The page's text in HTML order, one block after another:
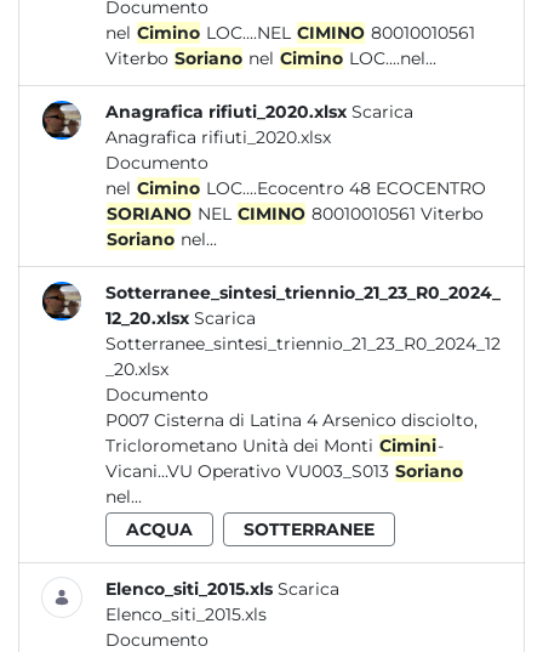
Documento
nel Cimino LOC....NEL CIMINO 80010010561
Viterbo Soriano nel Cimino LOC....nel...
Anagrafica rifiuti_2020.xlsx Scarica
Anagrafica rifiuti_2020.xlsx
Documento
nel Cimino
LOC....Ecocentro 48 ECOCENTRO
SORIANO NEL CIMINO 80010010561 Viterbo
Soriano nel...
Sotterranee_sintesi_triennio_21_23_R0_2024_
12_20.xlsx Scarica
Sotterranee_sintesi_triennio_21_23_R0_2024_12
_20.xlsx
Documento
P007 Cisterna di Latina 4 Arsenico disciolto,
Triclorometano Unità dei Monti Cimini-
Vicani...VU Operativo VU003_S013 Soriano
nel...
ACQUA
SOTTERRANEE
Elenco_siti_2015.xls Scarica
Elenco_siti_2015.xls
Documento